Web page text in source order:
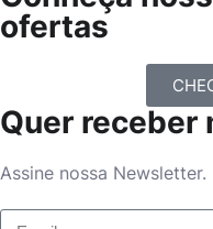
ofertas
Quer receber
Assine nossa Newsletter.